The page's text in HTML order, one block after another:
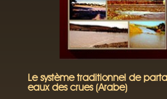
Le système traditionnel de
eaux des crues (Arabe)